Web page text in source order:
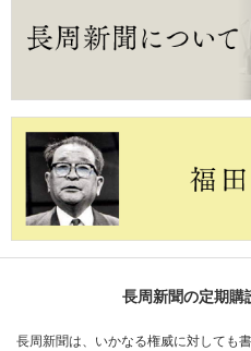
長周新聞の定期購
長周新聞は、いかなる権威に対しても